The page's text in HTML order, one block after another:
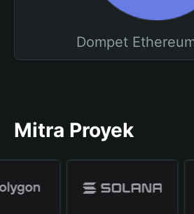
Dompet
Mitra Proyek